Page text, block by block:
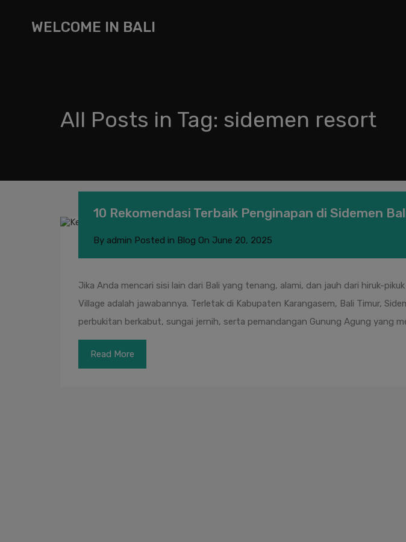
WELCOME IN BALI
All Posts in Tag: sidemen resort
10 Rekomendasi Terbaik Penginapan di Sidemen
By admin Posted in Blog On June 20, 2025
Jika Anda mencari sisi lain dari Bali yang tenang, alami, dan jauh dari hiruk-
Village adalah jawabannya. Terletak di Kabupaten Karangasem, Bali Timur,
perbukitan berkabut, sungai jernih, serta pemandangan Gunung Agung yang
Read More